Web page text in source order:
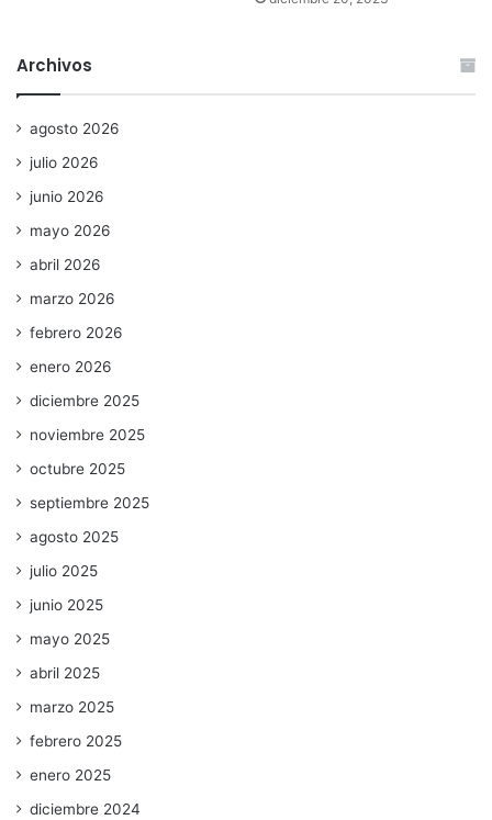
Archivos
agosto 2026
julio 2026
junio 2026
mayo 2026
abril 2026
marzo 2026
febrero 2026
enero 2026
diciembre 2025
noviembre 2025
octubre 2025
septiembre 2025
agosto 2025
julio 2025
junio 2025
mayo 2025
abril 2025
marzo 2025
febrero 2025
enero 2025
diciembre 2024